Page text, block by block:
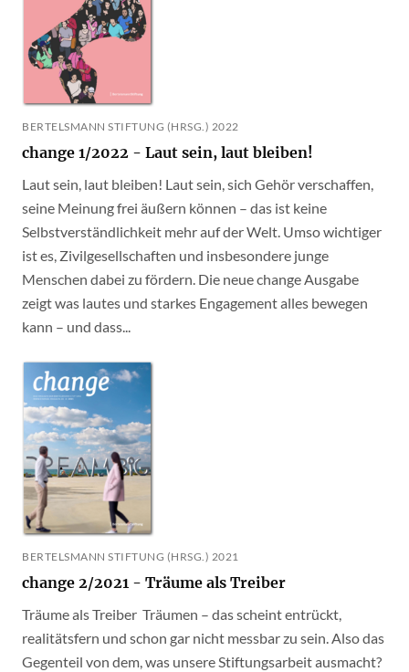
BERTELSMANN STIFTUNG (HRSG.) 2022
change 1/2022 - Laut sein, laut bleiben!
Laut sein, laut bleiben! Laut sein, sich Gehör verschaffen,
seine Meinung frei äußern können – das ist keine
Selbstverständlichkeit mehr auf der Welt. Umso wichtiger
ist es, Zivilgesellschaften und insbesondere junge
Menschen dabei zu fördern. Die neue change Ausgabe
zeigt was lautes und starkes Engagement alles bewegen
kann – und dass...
BERTELSMANN STIFTUNG (HRSG.) 2021
change 2/2021 - Träume als Treiber
Träume als Treiber Träumen – das scheint entrückt,
realitätsfern und schon gar nicht messbar zu sein. Also das
Gegenteil von dem, was unsere Stiftungsarbeit ausmacht?